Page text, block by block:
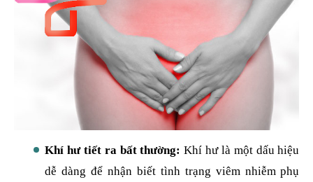
Khí hư tiết ra bất thường: Khí hư là một dấu hiệu
dễ dàng để nhận biết tình trạng viêm nhiễm phụ